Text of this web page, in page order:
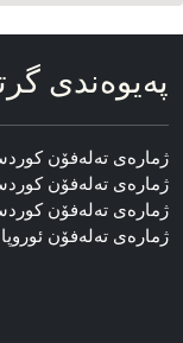
په‌یوه‌ندی
ژماره‌ی ته‌له‌فۆن کوردستان :
ژماره‌ی ته‌له‌فۆن کوردستان :
ژماره‌ی ته‌له‌فۆن کوردستان :
ژماره‌ی ته‌له‌فۆن ئوروپا : 0767676746